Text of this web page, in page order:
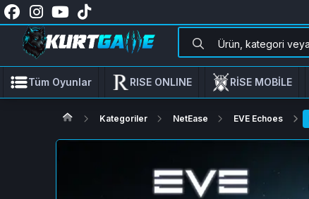
Tüm Oyunlar RISE ONLINE RİSE MOBİLE
Kategoriler NetEase EVE Echoes